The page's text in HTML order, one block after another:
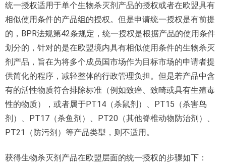
统一授权适用于单个生物杀灭剂产品的授权或者在欧盟具有
相似使用条件的产品组的授权。但是申请统一授权是有前提
的，BPR法规第42条规定，统一授权是根据产品的使用条件
划分的，针对的是在欧盟境内具有相似使用条件的生物杀灭
剂产品，旨在为将多个成员国市场作为目标市场的申请者提
供简化的程序，减轻整体的行政管理负担。但是若产品中含
有的活性物质符合排除标准（例如致癌、致畸或具有生殖毒
性的物质），或者属于PT14（杀鼠剂）、PT15（杀害鸟
剂）、PT17（杀鱼剂）、PT20（其他脊椎动物防治剂）、
PT21（防污剂）等产品类型，则不适用。
获得生物杀灭剂产品在欧盟层面的统一授权的步骤如下：